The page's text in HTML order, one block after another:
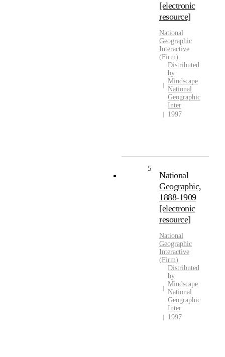
[electronic
resource]
National
Geographic
Interactive
(Firm)
Distributed
by
Mindscape
National
Geographic
Inter
1997
5
National
Geographic,
1888-1909
[electronic
resource]
National
Geographic
Interactive
(Firm)
Distributed
by
Mindscape
National
Geographic
Inter
1997